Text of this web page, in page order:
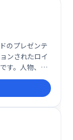
のプレゼンテ
ンされたロイ
す。人物、背
リーの無料イ
表示のみで利
リエーター必
るコンテンツ